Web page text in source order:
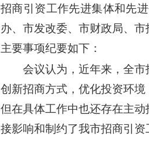
招商引资工作先进集体和先
办、市发改委、市财政局、
主要事项纪要如下：
会议认为，近年来，全
创新招商方式，优化投资环
但在具体工作中也还存在主
接影响和制约了我市招商引资